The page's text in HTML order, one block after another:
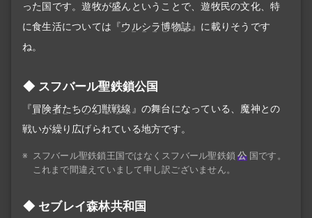
った国です。遊牧が盛んということで、遊牧民の文化、特
に食生活については『ウルシラ博物誌』に載りそうです
ね。
スフバール聖鉄鎖公国
『冒険者たちの幻獣戦線 』の舞台になっている、魔神との
戦いが繰り広げられている地方です。
※ スフバール聖鉄鎖王国ではなくスフバール聖鉄鎖 公 国です。
これまで間違えていまして申し訳ございません。
セブレイ森林共和国